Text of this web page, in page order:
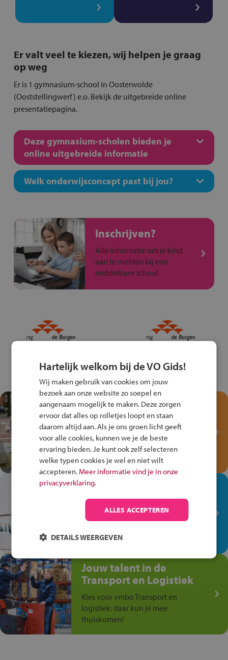
Er valt veel te kiezen, wij helpen je graag
op weg
Er is 1 gymnasium-school in Oosterwolde
(Ooststellingwerf) e.o. Bekijk de uitgebreide online
presentatiepagina.
Deze gymnasium-scholen bieden je
online uitgebreide informatie
Welk onderwijsconcept past bij jou?
Inschrijven?
Alle informatie om je kind
aan te melden bij een
middelbare school.
Test je kennis met het
Fiets Veilig
Verkeersspel!
Speel het Fiets Veilig Verkeersspel
en win een Cortina-fiets!
In de winkel ben je op je
plek!
Ontdek via het vmbo jouw talent
anders is!
Jouw talent in de
Transport en Logistiek
Kies voor vmbo Transport en
logistiek: daar kun je mee
thuiskomen!
Hartelijk welkom bij de VO Gids!
Wij maken gebruik van cookies om jouw
bezoek aan onze website zo soepel en
aangenaam mogelijk te maken. Deze zorgen
ervoor dat alles op rolletjes loopt en staan
daarom altijd aan. Als je ons groen licht geeft
voor alle cookies, kunnen we je de beste
ervaring bieden. Je kunt ook zelf selecteren
welke typen cookies je wel en niet wilt
accepteren. Meer informatie vind je in onze
privacyverklaring.
ALLES ACCEPTEREN
DETAILS WEERGEVEN